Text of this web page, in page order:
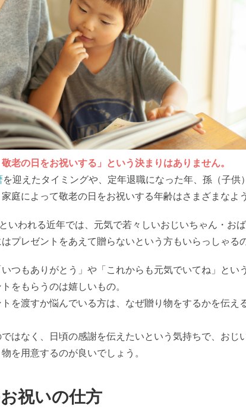
敬老の日をお祝いする」という決まりはありません。
を迎えたタイミングや、定年退職になった年、孫（子供
庭によって敬老の日をお祝いする年齢はさまざまなよ
いわれる近年では、元気で若々しいおじいちゃん・お
プレゼントをあえて贈らないという方もいらっしゃる
つもありがとう」や「これからも元気でいてね」とい
をもらうのは嬉しいもの。
を渡すか悩んでいる方は、なぜ贈り物をするかを伝え
はなく、日頃の感謝を伝えたいという気持ちで、おじ
を用意するのが良いでしょう。
祝いの仕方